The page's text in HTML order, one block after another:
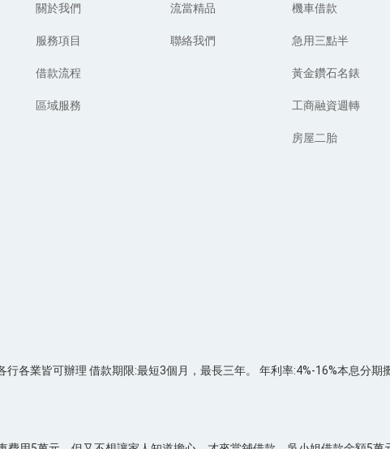
關於我們
服務項目
借款流程
區域服務
流當精品
聯絡我們
機車借款
急用三點半
黃金鑽石名錶
工商融資週轉
房屋二胎
各業皆可辦理 借款期限:最短3個月，最長三年。 年利率:4%-16%本息分